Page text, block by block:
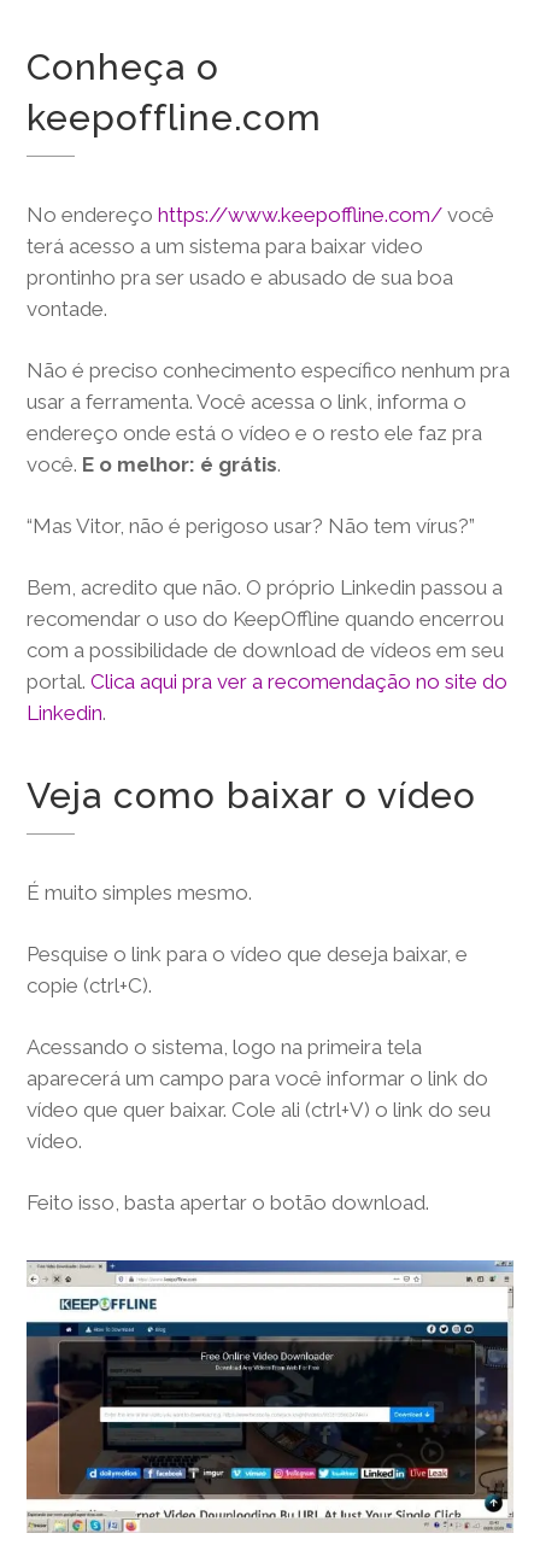
Conheça o
keepoffline.com
No endereçohttps://www.keepoffline.com/ você
terá acesso a um sistema para baixar video
prontinho pra ser usado e abusado de sua boa
vontade.
Não é preciso conhecimento específico nenhum pra
usar a ferramenta. Você acessa o link, informa o
endereço onde está o vídeo e o resto ele faz pra
você. E o melhor: é grátis.
“Mas Vitor, não é perigoso usar? Não tem vírus?”
Bem, acredito que não. O próprio Linkedin passou a
recomendar o uso do KeepOffline quando encerrou
com a possibilidade de download de vídeos em seu
portal.Clica aqui pra ver a recomendação no site do
Linkedin.
Veja como baixar o vídeo
É muito simples mesmo.
Pesquise o link para o vídeo que deseja baixar, e
copie (ctrl+C).
Acessando o sistema, logo na primeira tela
aparecerá um campo para você informar o link do
vídeo que quer baixar. Cole ali (ctrl+V) o link do seu
vídeo.
Feito isso, basta apertar o botão download.